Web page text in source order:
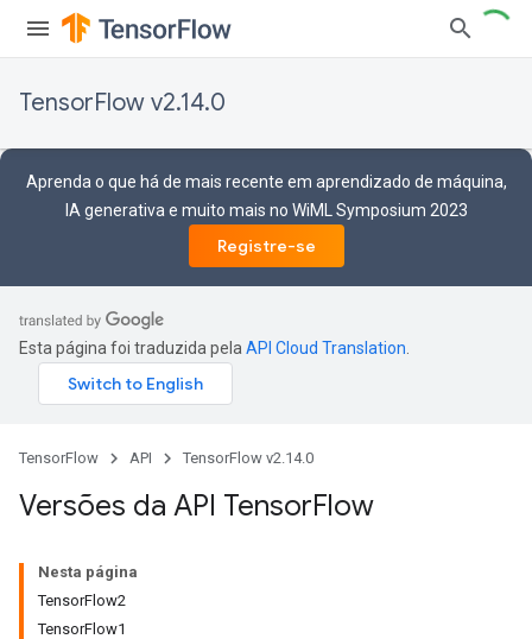
TensorFlow v2.14.0
Aprenda o que há de mais recente em aprendizado de máquina,
IA generativa e muito mais no WiML Symposium 2023
Registre-se
Esta página foi traduzida pela API Cloud Translation
TensorFlow API TensorFlow v2.14.0
Versões da API TensorFlow
Nesta página
TensorFlow2
TensorFlow1